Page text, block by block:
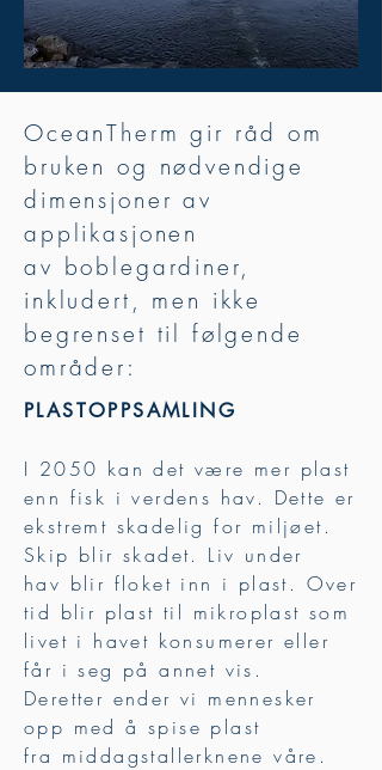
OceanTherm gir råd om
bruken og nødvendige
dimensjoner av
applikasjonen
av boblegardiner,
inkludert, men ikke
begrenset til følgende
områder:
PLASTOPPSAMLING
I 2050 kan det være mer plast
enn fisk i verdens hav. Dette er
ekstremt skadelig for miljøet.
Skip blir skadet. Liv under
hav blir floket inn i plast. Over
tid blir plast til mikroplast som
livet i havet konsumerer eller
får i seg på annet vis.
Deretter ender vi mennesker
opp med å spise plast
fra middagstallerknene våre.